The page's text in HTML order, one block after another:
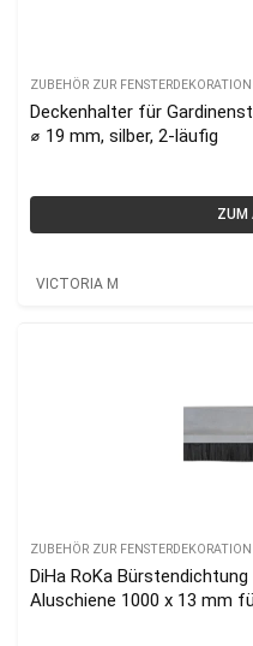
ZUBEHÖR ZUR FENSTERDEKORATION
Deckenhalter für
⌀ 19 mm, silber, 2-läufig
ZUM
VICTORIA M
ZUBEHÖR ZUR FENSTERDEKORATION
DiHa RoKa
Aluschiene 1000 x 13 mm